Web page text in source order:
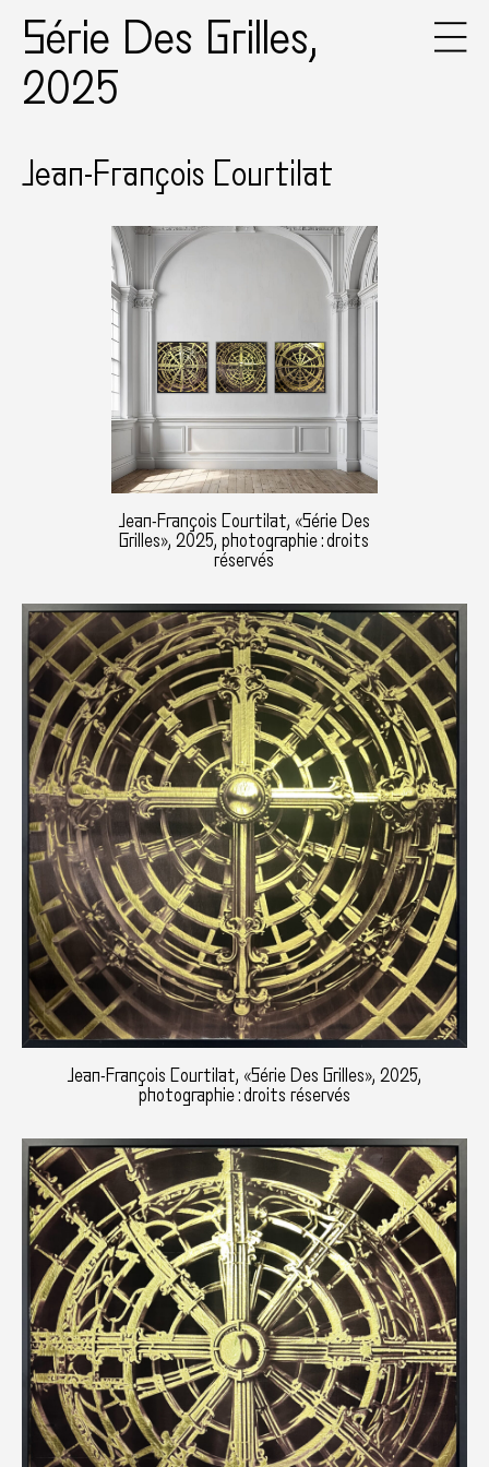
Série Des Grilles,
2025
Jean-François Courtilat
Jean-François Courtilat, «Série Des
Grilles», 2025, photographie : droits
réservés
Jean-François Courtilat, «Série Des Grilles», 2025,
photographie : droits réservés